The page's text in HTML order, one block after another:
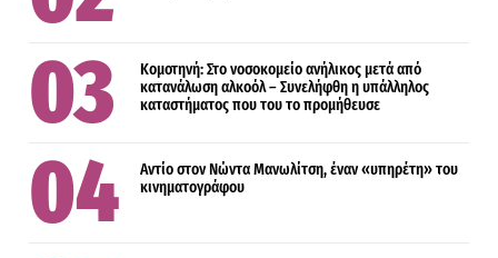
Κομοτηνή: Στο νοσοκομείο ανήλικος μετά από
κατανάλωση αλκοόλ – Συνελήφθη η υπάλληλος
καταστήματος που του το προμήθευσε
Αντίο στον Νώντα Μανωλίτση, έναν «υπηρέτη» του
κινηματογράφου